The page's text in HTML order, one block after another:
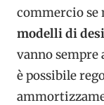
commercio se
modelli di
vanno
è possibile